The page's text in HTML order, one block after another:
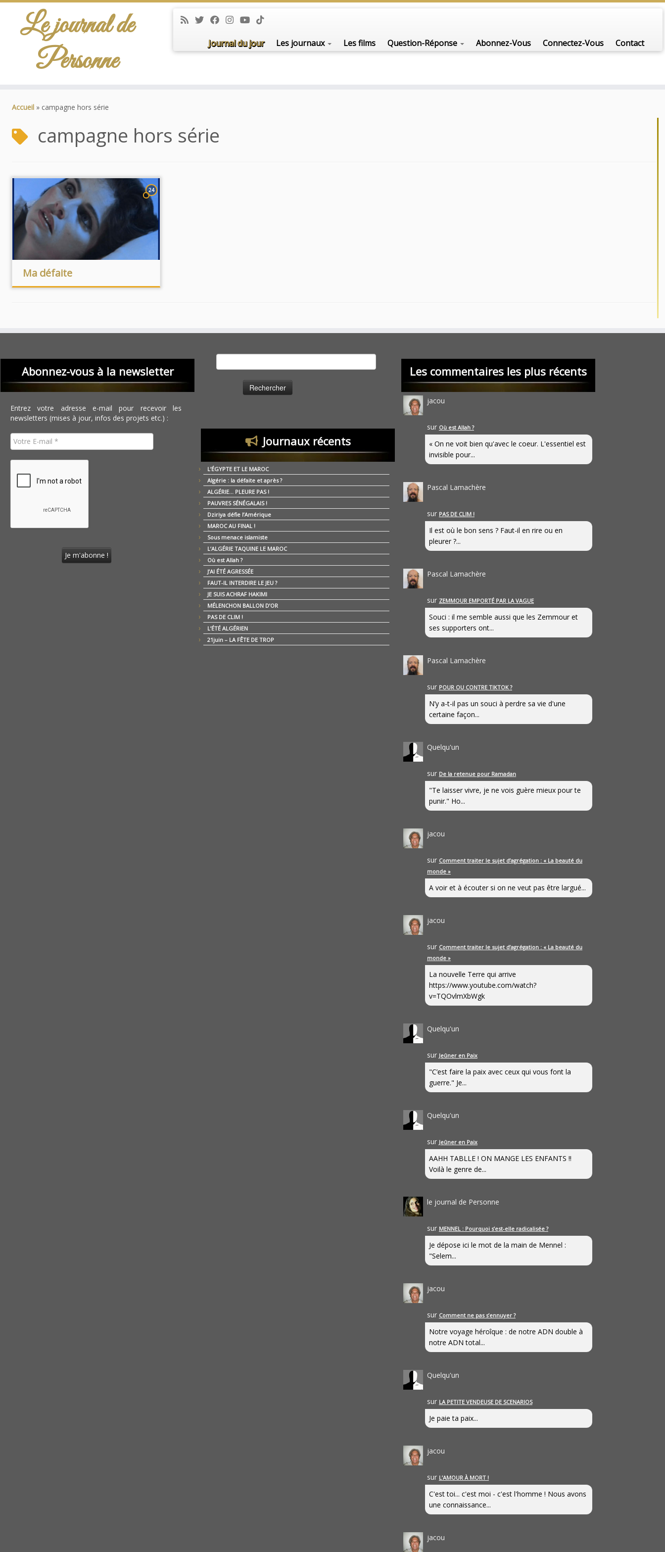
Le journal de
Personne
Journal du jour Les journaux Les films Question-Réponse Abonnez-Vous Connectez-Vous Contact
Accueil » campagne hors série
campagne hors série
24
Ma défaite
Abonnez-vous à la newsletter
Entrez votre adresse e-mail pour recevoir les
newsletters (mises à jour, infos des projets etc.) :
Journaux récents
L’ÉGYPTE ET LE MAROC
Algérie : la défaite et après ?
ALGÉRIE… PLEURE PAS !
PAUVRES SÉNÉGALAIS !
Dziriya défie l’Amérique
MAROC AU FINAL !
Sous menace islamiste
L’ALGÉRIE TAQUINE LE MAROC
Où est Allah ?
J’AI ÉTÉ AGRESSÉE
FAUT-IL INTERDIRE LE JEU ?
JE SUIS ACHRAF HAKIMI
MÉLENCHON BALLON D’OR
PAS DE CLIM !
L’ÉTÉ ALGÉRIEN
21juin – LA FÊTE DE TROP
Les commentaires les plus récents
jacou
sur Où est Allah ?
« On ne voit bien qu'avec le coeur. L'essentiel est
invisible pour...
Pascal Lamachère
sur PAS DE CLIM !
Il est où le bon sens ? Faut-il en rire ou en
pleurer ?...
Pascal Lamachère
sur ZEMMOUR EMPORTÉ PAR LA VAGUE
Souci : il me semble aussi que les Zemmour et
ses supporters ont...
Pascal Lamachère
sur POUR OU CONTRE TIKTOK ?
N’y a-t-il pas un souci à perdre sa vie d'une
certaine façon...
Quelqu'un
sur De la retenue pour Ramadan
"Te laisser vivre, je ne vois guère mieux pour te
punir." Ho...
jacou
sur Comment traiter le sujet d’agrégation : « La beauté du
monde »
A voir et à écouter si on ne veut pas être largué...
jacou
sur Comment traiter le sujet d’agrégation : « La beauté du
monde »
La nouvelle Terre qui arrive
https://www.youtube.com/watch?
v=TQOvlmXbWgk
Quelqu'un
sur Jeûner en Paix
"C’est faire la paix avec ceux qui vous font la
guerre." Je...
Quelqu'un
sur Jeûner en Paix
AAHH TABLLE ! ON MANGE LES ENFANTS !!
Voilà le genre de...
le journal de Personne
sur MENNEL : Pourquoi s’est-elle radicalisée ?
Je dépose ici le mot de la main de Mennel :
"Selem...
jacou
sur Comment ne pas s’ennuyer ?
Notre voyage héroîque : de notre ADN double à
notre ADN total...
Quelqu'un
sur LA PETITE VENDEUSE DE SCENARIOS
Je paie ta paix...
jacou
sur L’AMOUR À MORT !
C'est toi... c'est moi - c'est l'homme ! Nous avons
une connaissance...
jacou